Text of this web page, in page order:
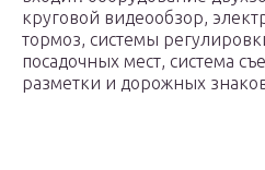
круговой видеообзор,
тормоз, системы
посадочных мест, система
разметки и дорожных